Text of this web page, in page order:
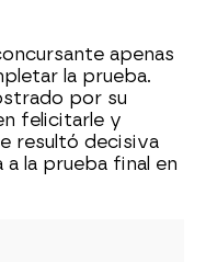
apenas
la prueba.
por su
felicitarle y
resultó decisiva
a la prueba final en